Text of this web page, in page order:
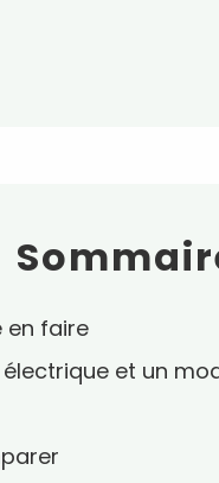
en faire
et un